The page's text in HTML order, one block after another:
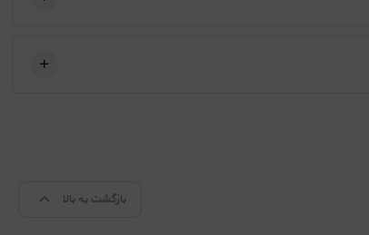
بازگشت به بالا